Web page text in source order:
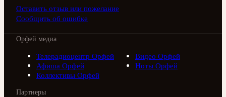
Оставить отзыв или пожелание
Сообщить об ошибке
Орфей медиа
Телерадиоцентр Орфей
Видео Орфей
Афиша Орфей
Ноты Орфей
Коллективы Орфей
Партнеры